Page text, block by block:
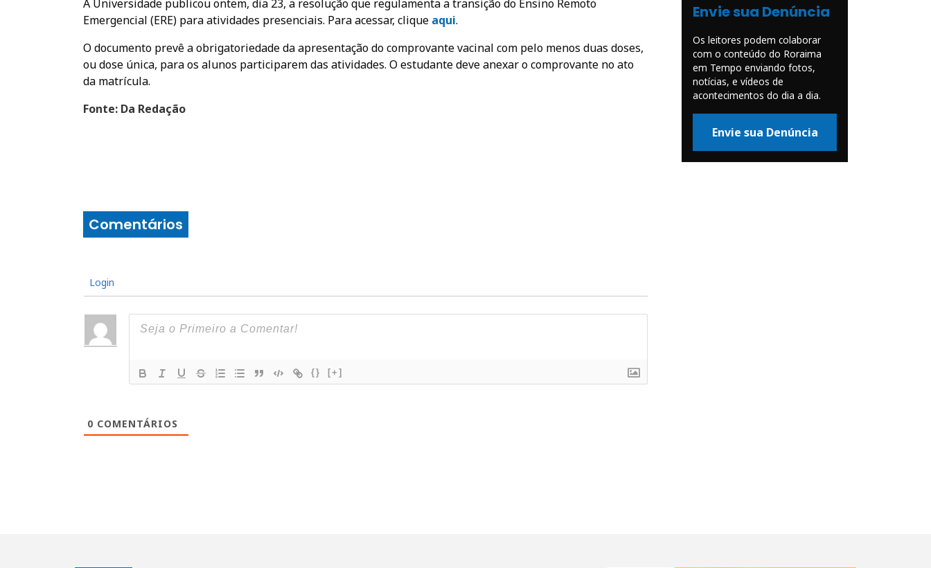
A Universidade publicou ontem, dia 23, a resolução que regulamenta a transição do Ensino Remoto
Emergencial (ERE) para atividades presenciais. Para acessar, clique aqui.
O documento prevê a obrigatoriedade da apresentação do comprovante vacinal com pelo menos duas doses,
ou dose única, para os alunos participarem das atividades. O estudante deve anexar o comprovante no ato
da matrícula.
Fonte: Da Redação
Comentários
Login
{} [+]
0 COMENTÁRIOS
Envie sua Denúncia
Os leitores podem colaborar
com o conteúdo do Roraima
em Tempo enviando fotos,
notícias, e vídeos de
acontecimentos do dia a dia.
Envie sua Denúncia